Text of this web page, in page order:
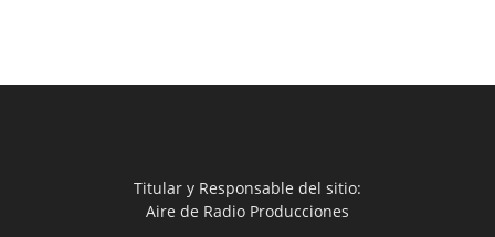
Titular y Responsable del sitio:
Aire de Radio Producciones